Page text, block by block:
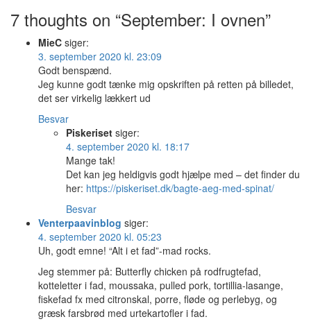
7 thoughts on “September: I ovnen”
MieC siger:
3. september 2020 kl. 23:09
Godt benspænd.
Jeg kunne godt tænke mig opskriften på retten på billedet,
det ser virkelig lækkert ud
Besvar
Piskeriset siger:
4. september 2020 kl. 18:17
Mange tak!
Det kan jeg heldigvis godt hjælpe med – det finder du
her: https://piskeriset.dk/bagte-aeg-med-spinat/
Besvar
Venterpaavinblog siger:
4. september 2020 kl. 05:23
Uh, godt emne! “Alt i et fad”-mad rocks.
Jeg stemmer på: Butterfly chicken på rodfrugtefad,
kotteletter i fad, moussaka, pulled pork, tortillia-lasange,
fiskefad fx med citronskal, porre, fløde og perlebyg, og
græsk farsbrød med urtekartofler i fad.